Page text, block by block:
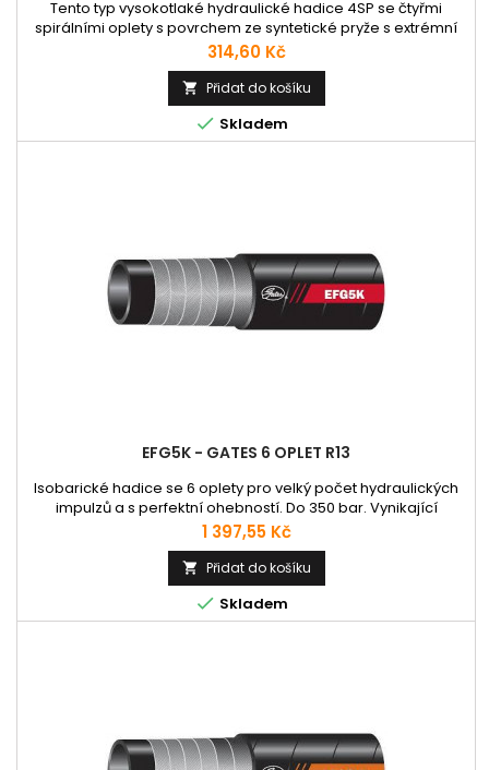
Tento typ vysokotlaké hydraulické hadice 4SP se čtyřmi
spirálními oplety s povrchem ze syntetické pryže s extrémní
odolností proti ozonu, otěru a povětrnostním vlivům,
odpovídající normám EN 856 4SP, ISO 3862-1 4SP. Použití:
Hadice vhodná pro minerální, rostlinné oleje a glykoly,
syntetické oleje, vodní emulze. Pracovní teplota +125°C.
Množství...
Cena
314,60 Kč
 Přidat do košíku
 Skladem
EFG5K - GATES 6 OPLET R13
Isobarické hadice se 6 oplety pro velký počet hydraulických
impulzů a s perfektní ohebností. Do 350 bar. Vynikající
životnost s odolností testovanou na 1 000 000 impulzních cyklů
při 50% poloměru ohybu podle norem EN 586 a SAE 100
Extrémně malý poloměr ohybu na 40% požadavku normy EN
856 4SP/4SH Splňují požadavky norem ISO 3862, EN 856 a SAE
100 Pracovní...
Cena
1 397,55 Kč
 Přidat do košíku
 Skladem